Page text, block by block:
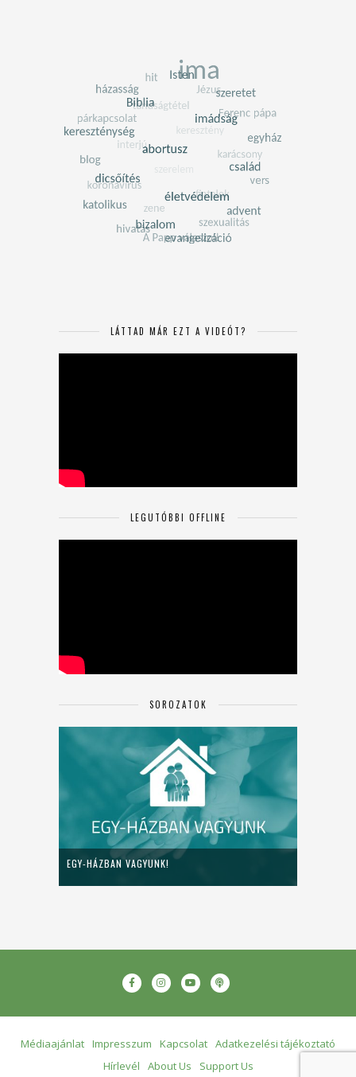
LÁTTAD MÁR EZT A VIDEÓT?
LEGUTÓBBI OFFLINE
SOROZATOK
EGY-HÁZBAN VAGYUNK!
Médiaajánlat Impresszum Kapcsolat Adatkezelési tájékoztató
Hírlevél
About Us Support Us